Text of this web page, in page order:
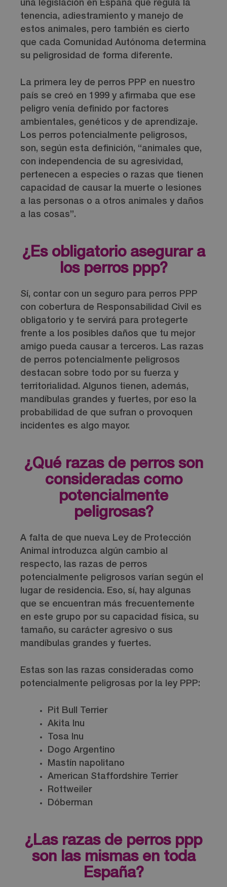
una legislación en España que regula la
tenencia, adiestramiento y manejo de
estos animales, pero también es cierto
que cada Comunidad Autónoma determina
su peligrosidad de forma diferente.
La primera ley de perros PPP en nuestro
país se creó en 1999 y afirmaba que ese
peligro venía definido por factores
ambientales, genéticos y de aprendizaje.
Los perros potencialmente peligrosos,
son, según esta definición, “animales que,
con independencia de su agresividad,
pertenecen a especies o razas que tienen
capacidad de causar la muerte o lesiones
a las personas o a otros animales y daños
a las cosas”.
¿Es obligatorio asegurar a
los perros ppp?
Sí, contar con un seguro para perros PPP
con cobertura de Responsabilidad Civil es
obligatorio y te servirá para protegerte
frente a los posibles daños que tu mejor
amigo pueda causar a terceros. Las razas
de perros potencialmente peligrosos
destacan sobre todo por su fuerza y
territorialidad. Algunos tienen, además,
mandíbulas grandes y fuertes, por eso la
probabilidad de que sufran o provoquen
incidentes es algo mayor.
¿Qué razas de perros son
consideradas como
potencialmente
peligrosas?
A falta de que nueva Ley de Protección
Animal introduzca algún cambio al
respecto, las razas de perros
potencialmente peligrosos varían según el
lugar de residencia. Eso, sí, hay algunas
que se encuentran más frecuentemente
en este grupo por su capacidad física, su
tamaño, su carácter agresivo o sus
mandíbulas grandes y fuertes.
Estas son las razas consideradas como
potencialmente peligrosas por la ley PPP:
Pit Bull Terrier
Akita Inu
Tosa Inu
Dogo Argentino
Mastín napolitano
American Staffordshire Terrier
Rottweiler
Dóberman
¿Las razas de perros ppp
son las mismas en toda
España?